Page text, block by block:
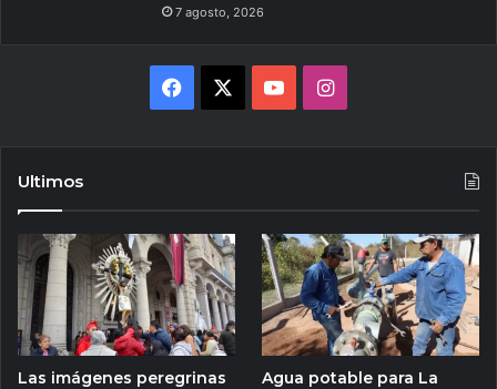
7 agosto, 2026
Facebook YouTubeInstagram
Ultimos
Las imágenes peregrinas
Agua potable para La